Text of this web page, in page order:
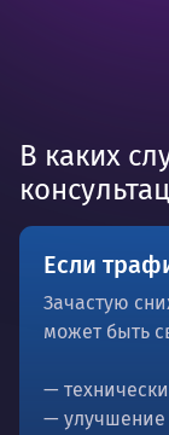
В каких
Если
Зачастую
может быть
—
— улучшение